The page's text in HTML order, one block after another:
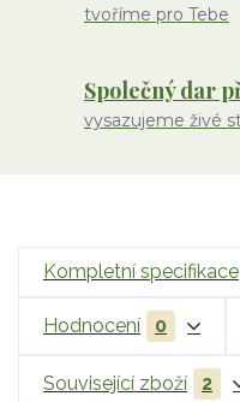
tvoříme pro Tebe
Společný dar
vysazujeme živé
Kompletní specifikace
Hodnocení 0
Související zboží 2